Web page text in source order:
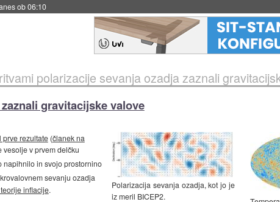
polarizacije sevanja ozadja zaznali
gravitacijske valove
Polarizacija sevanja ozadja, kot jo je
iz meril BICEP2.
prve rezultate(članek na
vesolje v prvem delčku
in svojo prostornino
sevanju ozadja
inflacije.